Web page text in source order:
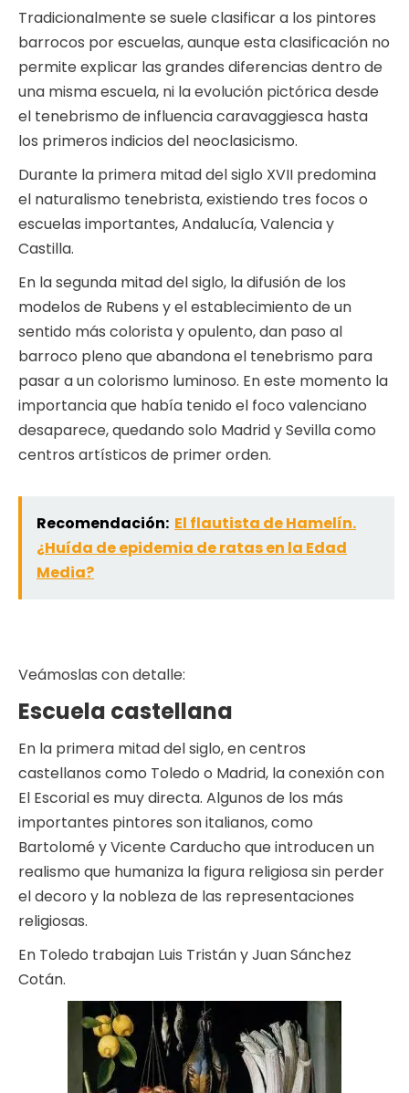
Tradicionalmente se suele clasificar a los pintores
barrocos por escuelas, aunque esta clasificación no
permite explicar las grandes diferencias dentro de
una misma escuela, ni la evolución pictórica desde
el tenebrismo de influencia caravaggiesca hasta
los primeros indicios del neoclasicismo.
Durante la primera mitad del siglo XVII predomina
el naturalismo tenebrista, existiendo tres focos o
escuelas importantes, Andalucía, Valencia y
Castilla.
En la segunda mitad del siglo, la difusión de los
modelos de Rubens y el establecimiento de un
sentido más colorista y opulento, dan paso al
barroco pleno que abandona el tenebrismo para
pasar a un colorismo luminoso. En este momento la
importancia que había tenido el foco valenciano
desaparece, quedando solo Madrid y Sevilla como
centros artísticos de primer orden.
Recomendación: El flautista de Hamelín.
¿Huída de epidemia de ratas en la Edad
Media?
Veámoslas con detalle:
Escuela castellana
En la primera mitad del siglo, en centros
castellanos como Toledo o Madrid, la conexión con
El Escorial es muy directa. Algunos de los más
importantes pintores son italianos, como
Bartolomé y Vicente Carducho que introducen un
realismo que humaniza la figura religiosa sin perder
el decoro y la nobleza de las representaciones
religiosas.
En Toledo trabajan Luis Tristán y Juan Sánchez
Cotán.